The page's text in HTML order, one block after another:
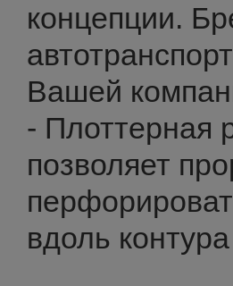
концепции.
Вашей
- Плоттерная
позволяет
вдоль